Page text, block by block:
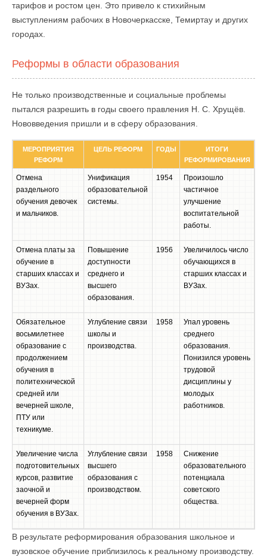
тарифов и ростом цен. Это привело к стихийным
выступлениям рабочих в Новочеркасске, Темиртау и других
городах.
Реформы в области образования
Не только производственные и социальные проблемы
пытался разрешить в годы своего правления Н. С. Хрущёв.
Нововведения пришли и в сферу образования.
МЕРОПРИЯТИЯ
РЕФОРМ
ЦЕЛЬ РЕФОРМ ГОДЫ
ИТОГИ
РЕФОРМИРОВАНИЯ
Отмена
раздельного
обучения девочек
и мальчиков.
Унификация
образовательной
системы.
1954
Произошло
частичное
улучшение
воспитательной
работы.
Отмена платы за
обучение в
старших классах и
ВУЗах.
Повышение
доступности
среднего и
высшего
образования.
1956
Увеличилось число
обучающихся в
старших классах и
ВУЗах.
Обязательное
восьмилетнее
образование с
продолжением
обучения в
политехнической
средней или
вечерней школе,
ПТУ или
техникуме.
Углубление связи
школы и
производства.
1958
Упал уровень
среднего
образования.
Понизился уровень
трудовой
дисциплины у
молодых
работников.
Увеличение числа
подготовительных
курсов, развитие
заочной и
вечерней форм
обучения в ВУЗах.
Углубление связи
высшего
образования с
производством.
1958
Снижение
образовательного
потенциала
советского
общества.
В результате реформирования образования школьное и
вузовское обучение приблизилось к реальному производству.